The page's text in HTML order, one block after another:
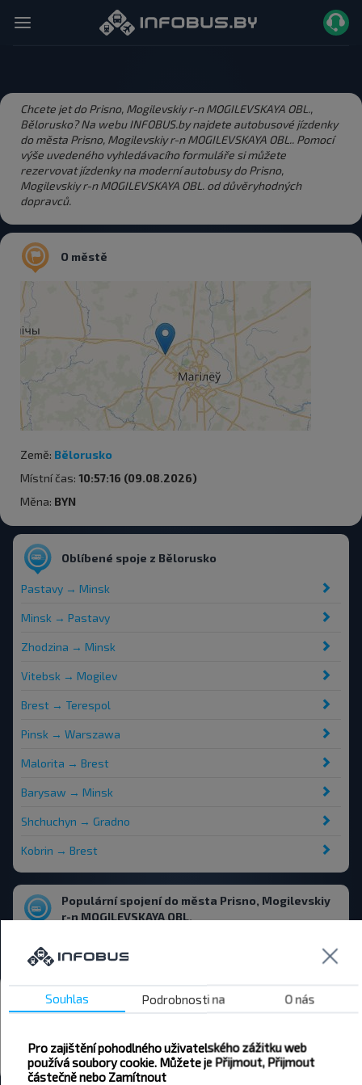
Chcete jet do Prisno, Mogilevskiy r-n MOGILEVSKAYA OBL.,
Bělorusko? Na webu INFOBUS.by najdete autobusové jízdenky
do města Prisno, Mogilevskiy r-n MOGILEVSKAYA OBL.. Pomocí
výše uvedeného vyhledávacího formuláře si můžete
rezervovat jízdenky na moderní autobusy do Prisno,
Mogilevskiy r-n MOGILEVSKAYA OBL. od důvěryhodných
dopravců.
O městě
Země: Bělorusko
Místní čas: 10:57:16 (09.08.2026)
Měna: BYN
Oblíbené spoje z Bělorusko
Pastavy → Minsk
Minsk → Pastavy
Zhodzina → Minsk
Vitebsk → Mogilev
Brest → Terespol
Pinsk → Warszawa
Malorita → Brest
Barysaw → Minsk
Shchuchyn → Gradno
Kobrin → Brest
Populární spojení do města Prisno, Mogilevskiy
r-n MOGILEVSKAYA OBL.
Autobusová nádraží a zastávky
Všechna autobusová nádraží Prisno, Mogilevskiy r-n
MOGILEVSKAYA OBL.
Souhlas Podrobnosti na O nás
Pro zajištění pohodlného uživatelského zážitku web
používá soubory cookie. Můžete je Přijmout, Přijmout
částečně nebo Zamítnout